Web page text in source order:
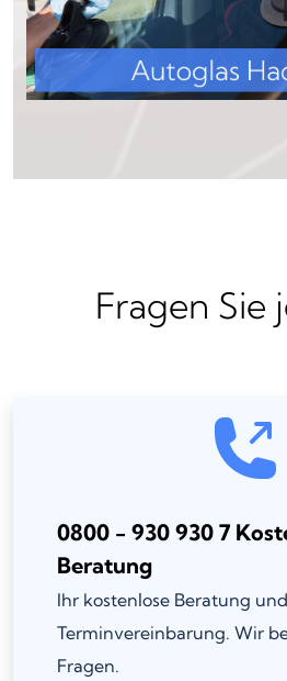
Fragen Sie
0800 - 930 930 7
Beratung
Ihr kostenlose Beratung und
Terminvereinbarung. Wir
Fragen.